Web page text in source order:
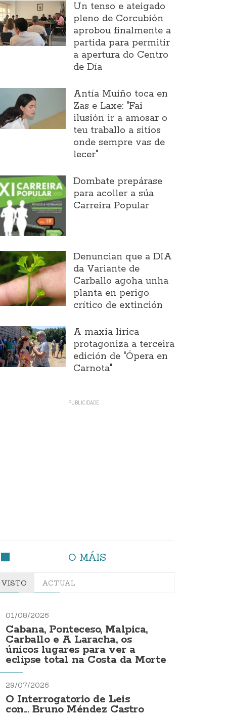
Un tenso e ateigado
pleno de Corcubión
aprobou finalmente a
partida para permitir
a apertura do Centro
de Día
Antía Muíño toca en
Zas e Laxe: "Fai
ilusión ir a amosar o
teu traballo a sitios
onde sempre vas de
lecer"
Dombate prepárase
para acoller a súa
Carreira Popular
Denuncian que a DIA
da Variante de
Carballo agoha unha
planta en perigo
crítico de extinción
A maxia lírica
protagoniza a terceira
edición de "Ópera en
Carnota"
O MÁIS
VISTO ACTUAL
01/08/2026
Cabana, Ponteceso, Malpica,
Carballo e A Laracha, os
únicos lugares para ver a
eclipse total na Costa da Morte
29/07/2026
O Interrogatorio de Leis
con... Bruno Méndez Castro